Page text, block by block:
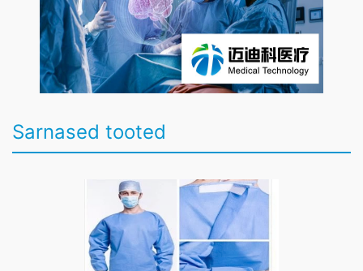
Video
Sarnased tooted